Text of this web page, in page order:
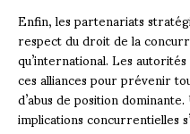
Enfin, les partenariats
respect du droit de la
qu’international. Les
ces alliances pour prévenir
d’abus de position
implications concurrentielles